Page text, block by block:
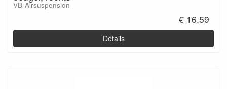
VB-Airsuspension
€ 16,59
Détails